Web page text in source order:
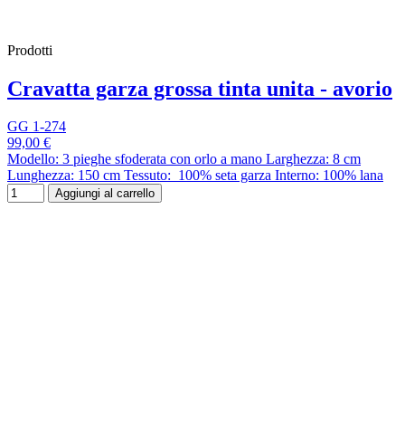
Prodotti
Cravatta garza grossa tinta unita - avorio
GG 1-274
99,00 €
Modello: 3 pieghe sfoderata con orlo a mano Larghezza: 8 cm
Lunghezza: 150 cm Tessuto: 100% seta garza Interno: 100% lana
Aggiungi al carrello